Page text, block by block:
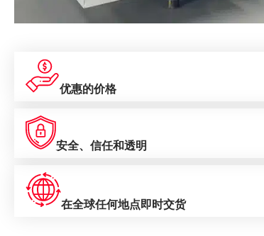
优惠的价格
安全、信任和透明
在全球任何地点即时交货